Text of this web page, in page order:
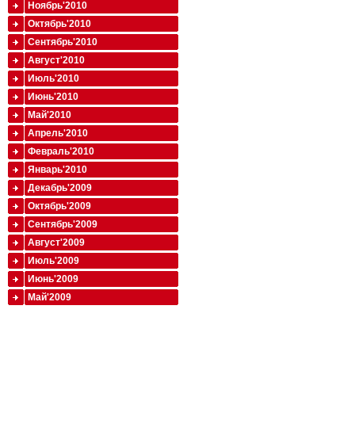
Ноябрь'2010
Октябрь'2010
Сентябрь'2010
Август'2010
Июль'2010
Июнь'2010
Май'2010
Апрель'2010
Февраль'2010
Январь'2010
Декабрь'2009
Октябрь'2009
Сентябрь'2009
Август'2009
Июль'2009
Июнь'2009
Май'2009